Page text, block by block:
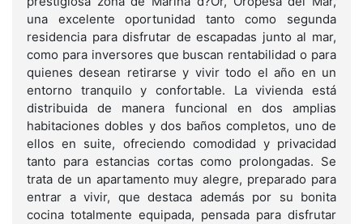
una excelente oportunidad tanto como segunda
residencia para disfrutar de escapadas junto al mar,
como para inversores que buscan rentabilidad o para
quienes desean retirarse y vivir todo el año en un
entorno tranquilo y confortable. La vivienda está
distribuida de manera funcional en dos amplias
habitaciones dobles y dos baños completos, uno de
ellos en suite, ofreciendo comodidad y privacidad
tanto para estancias cortas como prolongadas. Se
trata de un apartamento muy alegre, preparado para
entrar a vivir, que destaca además por su bonita
cocina totalmente equipada, pensada para disfrutar